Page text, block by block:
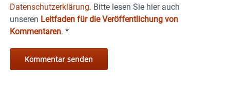
Datenschutzerklärung. Bitte lesen Sie hier auch
unseren Leitfaden für die Veröffentlichung von
Kommentaren. *